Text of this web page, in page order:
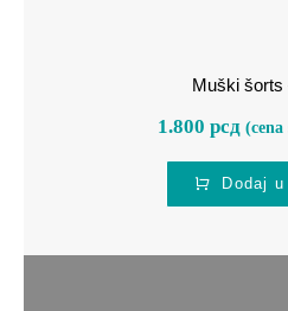
Muški šorts
1.800 рсд (cena
Dodaj